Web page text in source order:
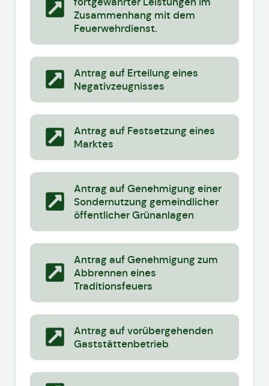
Zusammenhang mit dem
Feuerwehrdienst.
Antrag auf Erteilung eines
Negativzeugnisses
Antrag auf Festsetzung eines
Marktes
Antrag auf Genehmigung einer
Sondernutzung gemeindlicher
öffentlicher Grünanlagen
Antrag auf Genehmigung zum
Abbrennen eines
Traditionsfeuers
Antrag auf vorübergehenden
Gaststättenbetrieb